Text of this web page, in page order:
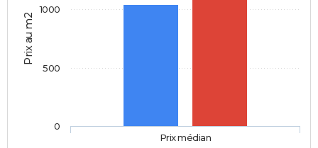
Prix au m2
Prix médian
0
500
1000